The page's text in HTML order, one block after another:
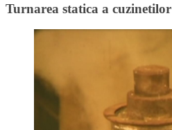
Turnarea statica a cuzinetilor